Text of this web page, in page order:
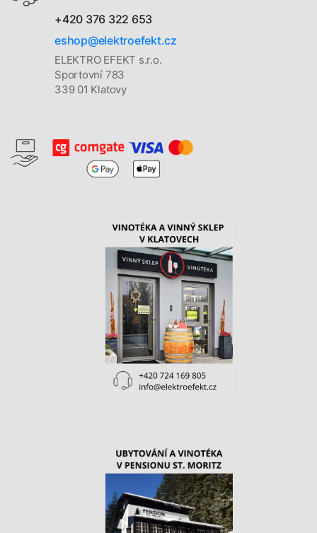
+420 376 322 653
eshop@elektroefekt.cz
ELEKTRO EFEKT s.r.o.
Sportovní 783
339 01 Klatovy